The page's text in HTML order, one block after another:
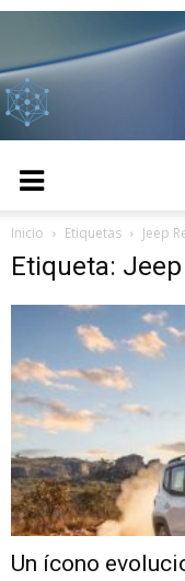
Inicio Etiquetas Jeep
Etiqueta:
Un ícono